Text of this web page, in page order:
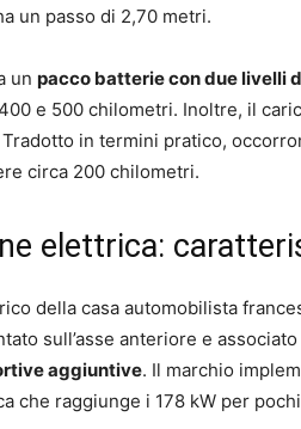
un passo di 2,70 metri.
un pacco batterie con due livelli
e 500 chilometri. Inoltre, il
in termini pratico,
circa 200 chilometri.
elettrica:
della casa automobilista
sull’asse anteriore e
aggiuntive. Il marchio
che raggiunge i 178 kW per